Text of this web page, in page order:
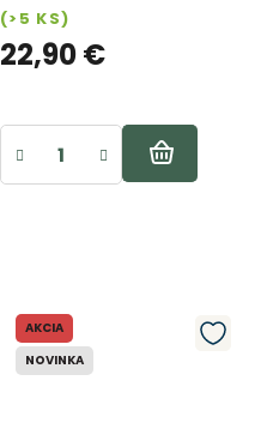
(>5 KS)
22,90 €
AKCIA
NOVINKA